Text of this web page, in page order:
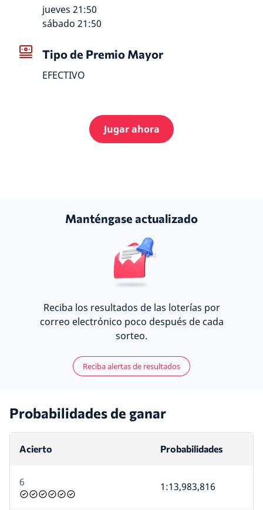
jueves 21:50
sábado 21:50
Tipo de Premio Mayor
EFECTIVO
Jugar ahora
Manténgase actualizado
Reciba los resultados de las loterías por
correo electrónico poco después de cada
sorteo.
Reciba alertas de resultados
Probabilidades de ganar
Acierto Probabilidades
6 1:13,983,816